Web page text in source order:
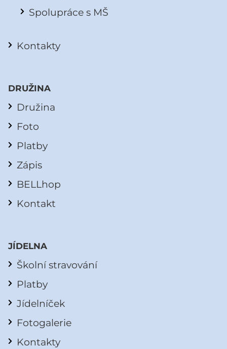
Spolupráce s MŠ
Kontakty
DRUŽINA
Družina
Foto
Platby
Zápis
BELLhop
Kontakt
JÍDELNA
Školní stravování
Platby
Jídelníček
Fotogalerie
Kontakty